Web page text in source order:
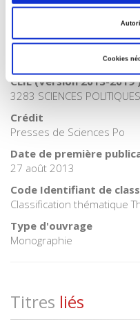
Cookies
BISAC Subject Heading
POL000000 POLITICAL
Code publique Onix
CLIL (Version 2013-2019
3283 SCIENCES POLITIQUES
Crédit
Presses de Sciences Po
Date de première
27 août 2013
Code Identifiant de
Classification thématique
Type d'ouvrage
Monographie
Titres liés